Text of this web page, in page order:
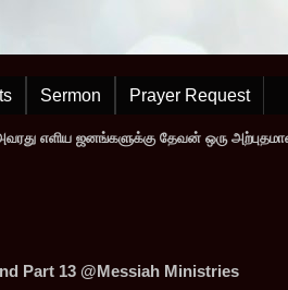
Sermon Prayer Request
அவரது எளிய ஜனங்களுக்கு தேவன் ஒரு
Part 13 @Messiah Ministries